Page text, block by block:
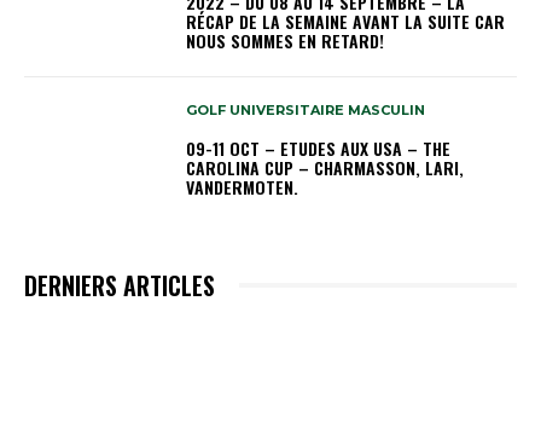
RÉCAP DE LA SEMAINE AVANT LA SUITE CAR
NOUS SOMMES EN RETARD!
GOLF UNIVERSITAIRE MASCULIN
09-11 OCT – ETUDES AUX USA – THE
CAROLINA CUP – CHARMASSON, LARI,
VANDERMOTEN.
DERNIERS ARTICLES